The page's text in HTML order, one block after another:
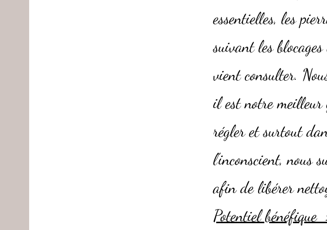
essentielles, les
suivant les
vient consulter.
il est notre meilleur
régler et surtout
l'inconscient, nous
afin de libérer
Potentiel bénéfique